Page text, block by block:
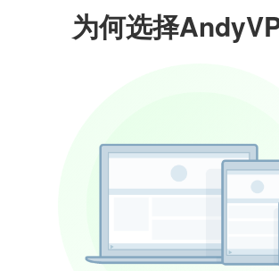
为何选择